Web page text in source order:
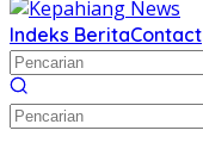
Indeks BeritaContact